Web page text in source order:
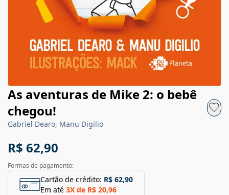
As aventuras de Mike 2: o bebê
chegou!
Gabriel Dearo, Manu Digilio
R$ 62,90
Formas de pagamento:
Cartão de crédito: R$ 62,90
Em até 3X de R$ 20,96